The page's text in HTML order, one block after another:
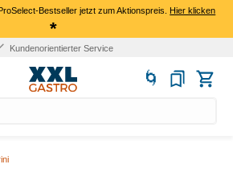
Bestseller jetzt zum Aktionspreis.Hier klicken
*
Kundenorientierter Service